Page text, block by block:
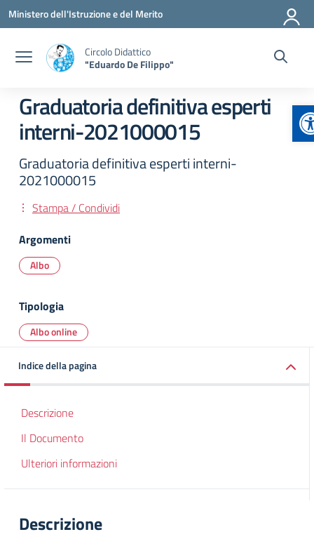
Vai ai contenuti
Vai al menu di navigazione
Vai al footer
Ministero dell'Istruzione e del Merito
Circolo Didattico
"Eduardo De Filippo"
Graduatoria definitiva esperti
interni-2021000015
Graduatoria definitiva esperti interni-
2021000015
Stampa / Condividi
Argomenti
Albo
Tipologia
Albo online
Indice della pagina
Descrizione
Il Documento
Ulteriori informazioni
Descrizione